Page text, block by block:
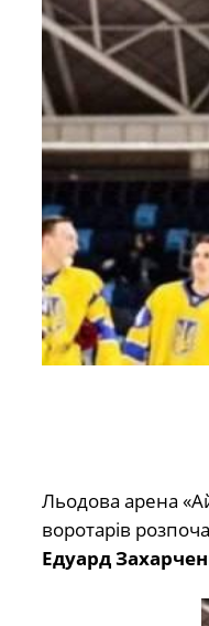
Льодова арена
воротарів
Едуард